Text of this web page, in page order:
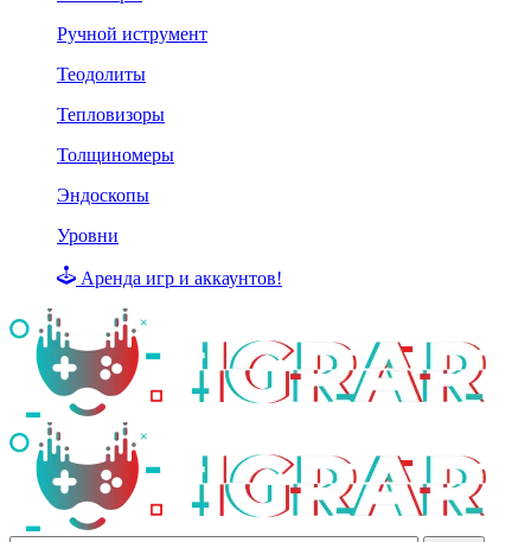
Ручной иструмент
Теодолиты
Тепловизоры
Толщиномеры
Эндоскопы
Уровни
Аренда игр и аккаунтов!